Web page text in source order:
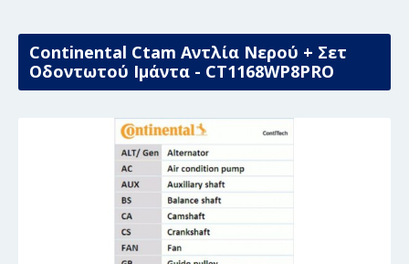
Continental Ctam Αντλία Νερού + Σετ
Οδοντωτού Ιμάντα - CT1168WP8PRO